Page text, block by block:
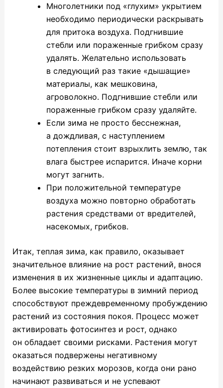
Многолетники под «глухим» укрытием
необходимо периодически раскрывать
для притока воздуха. Подгнившие
стебли или пораженные грибком сразу
удалять. Желательно использовать
в следующий раз такие «дышащие»
материалы, как мешковина,
агроволокно. Подгнившие стебли или
пораженные грибком сразу удаляйте.
Если зима не просто бесснежная,
а дождливая, с наступлением
потепления стоит взрыхлить землю, так
влага быстрее испарится. Иначе корни
могут загнить.
При положительной температуре
воздуха можно повторно обработать
растения средствами от вредителей,
насекомых, грибков.
Итак, теплая зима, как правило, оказывает
значительное влияние на рост растений, внося
изменения в их жизненные циклы и адаптацию.
Более высокие температуры в зимний период
способствуют преждевременному пробуждению
растений из состояния покоя. Процесс может
активировать фотосинтез и рост, однако
он обладает своими рисками. Растения могут
оказаться подвержены негативному
воздействию резких морозов, когда они рано
начинают развиваться и не успевают